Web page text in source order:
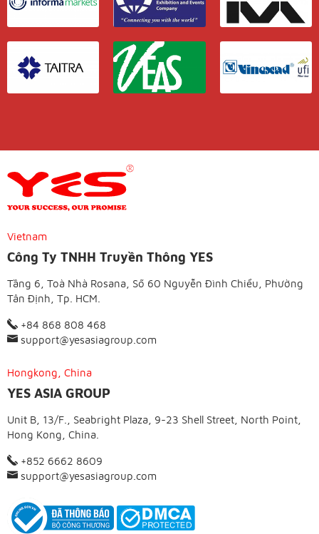
Vietnam
Công Ty TNHH Truyền Thông YES
Tầng 6, Toà Nhà Rosana, Số 60 Nguyễn Đình Chiểu, Phường
Tân Định, Tp. HCM.
+84 868 808 468
support@yesasiagroup.com
Hongkong, China
YES ASIA GROUP
Unit B, 13/F., Seabright Plaza, 9-23 Shell Street, North Point,
Hong Kong, China.
+852 6662 8609
support@yesasiagroup.com